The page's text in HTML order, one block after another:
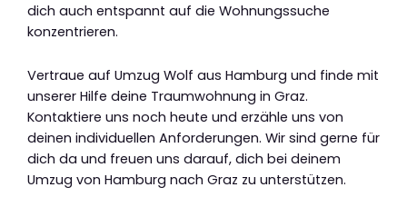
dich auch entspannt auf die Wohnungssuche
konzentrieren.
Vertraue auf Umzug Wolf aus Hamburg und finde mit
unserer Hilfe deine Traumwohnung in Graz.
Kontaktiere uns noch heute und erzähle uns von
deinen individuellen Anforderungen. Wir sind gerne für
dich da und freuen uns darauf, dich bei deinem
Umzug von Hamburg nach Graz zu unterstützen.